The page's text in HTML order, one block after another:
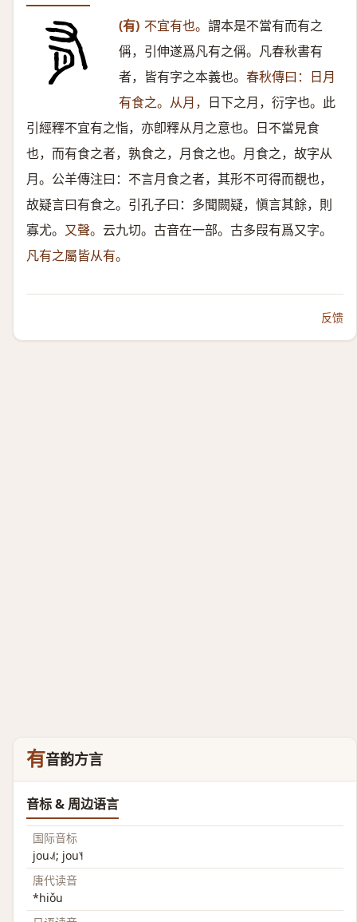
(有) 不宜有也。 謂本是不當有而有之
偁，引伸遂爲凡有之偁。凡春秋書有
者，皆有字之本義也。 春秋傳曰：日月
有食之。从月， 日下之月，衍字也。此
引經釋不宜有之恉，亦卽釋从月之意也。日不當見食
也，而有食之者，孰食之，月食之也。月食之，故字从
月。公羊傳注曰：不言月食之者，其形不可得而覩也，
故疑言曰有食之。引孔子曰：多聞闕疑，愼言其餘，則
寡尤。 又聲。 云九切。古音在一部。古多叚有爲又字。
凡有之屬皆从有。
反馈
有音韵方言
音标 & 周边语言
国际音标
jou˨˩˦; jou˥˧
唐代读音
*hiǒu